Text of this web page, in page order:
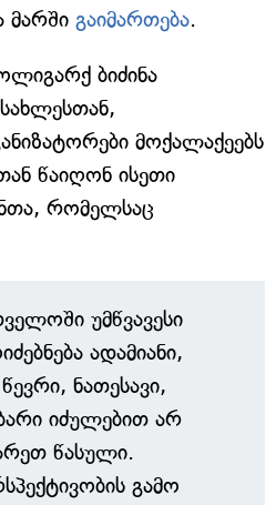
მარში გაიმართება.
ბიძინა
მოქალაქეებს
წაიღონ ისეთი
რომელსაც
უმწვავესი
ადამიანი,
ნათესავი,
იძულებით არ
წასული.
გამო